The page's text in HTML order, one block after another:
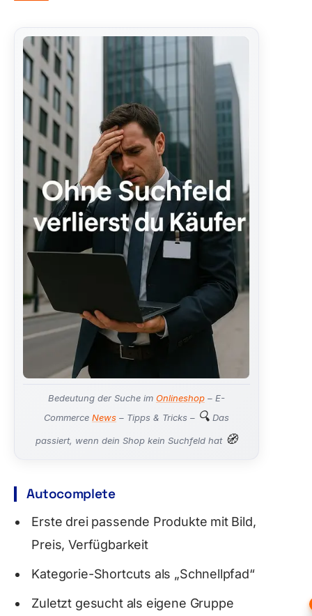
Bedeutung der Suche im Onlineshop – E-
CommerceNews – Tipps & Tricks – 🔍Das
passiert, wenn dein Shop kein Suchfeld hat 🧭
Autocomplete
Erste drei passende Produkte mit Bild,
Preis, Verfügbarkeit
Kategorie-Shortcuts als „Schnellpfad“
Zuletzt gesucht als eigene Gruppe